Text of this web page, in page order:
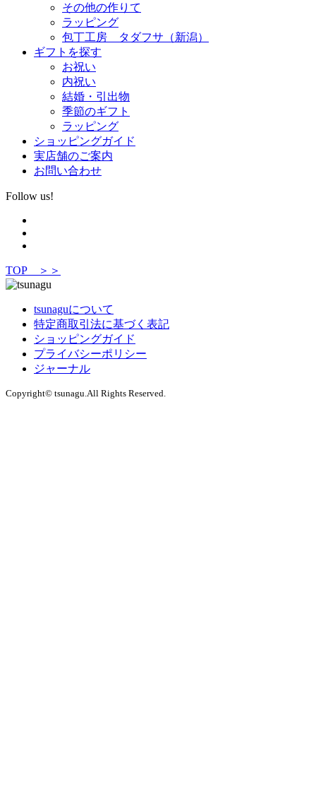
その他の作りて
ラッピング
包丁工房 タダフサ（新潟）
ギフトを探す
お祝い
内祝い
結婚・引出物
季節のギフト
ラッピング
ショッピングガイド
実店舗のご案内
お問い合わせ
Follow us!
TOP ＞＞
tsunaguについて
特定商取引法に基づく表記
ショッピングガイド
プライバシーポリシー
ジャーナル
Copyright© tsunagu.All Rights Reserved.